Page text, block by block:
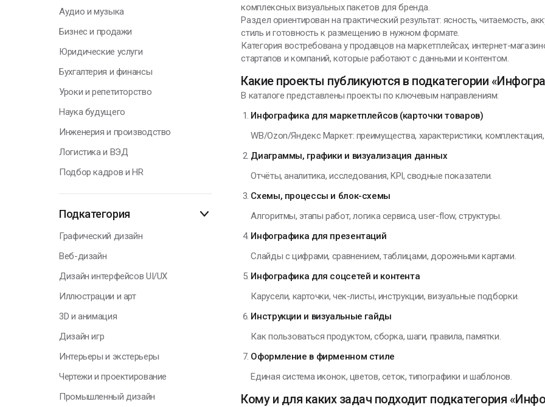
Аудио и музыка
Бизнес и продажи
Юридические услуги
Бухгалтерия и финансы
Уроки и репетиторство
Наука будущего
Инженерия и производство
Логистика и ВЭД
Подбор кадров и HR
Подкатегория
Графический дизайн
Веб-дизайн
Дизайн интерфейсов UI/UX
Иллюстрации и арт
3D и анимация
Дизайн игр
Интерьеры и экстерьеры
Чертежи и проектирование
Промышленный дизайн
Александр Сергеевич
Пушкин
ГЕНИИ, ИЗМЕНИВШИЕ МИР
Не удерживай то, что
уходит, и не
приходит. И тогда
счастье само найдёт
тебя.
Я в воображении
прибор, меняю
совершенствую ее и
включаю
комплексных визуальных пакетов для бренда.
Раздел ориентирован на практический результат: ясность, читаемость,
стиль и готовность к размещению в нужном формате.
Категория востребована у продавцов на маркетплейсах, интернет-
стартапов и компаний, которые работают с данными и контентом.
Какие проекты публикуются в подкатегории
В каталоге представлены проекты по ключевым направлениям:
Инфографика для маркетплейсов (карточки товаров)
WB/Ozon/Яндекс Маркет: преимущества, характеристики, комплектация,
Диаграммы, графики и визуализация данных
Отчёты, аналитика, исследования, KPI, сводные показатели.
Схемы, процессы и блок-схемы
Алгоритмы, этапы работ, логика сервиса, user-flow, структуры.
Инфографика для презентаций
Слайды с цифрами, сравнением, таблицами, дорожными картами.
Инфографика для соцсетей и контента
Карусели, карточки, чек-листы, инструкции, визуальные подборки.
Инструкции и визуальные гайды
Как пользоваться продуктом, сборка, шаги, правила, памятки.
Оформление в фирменном стиле
Единая система иконок, цветов, сеток, типографики и шаблонов.
Кому и для каких задач подходит подкатегория